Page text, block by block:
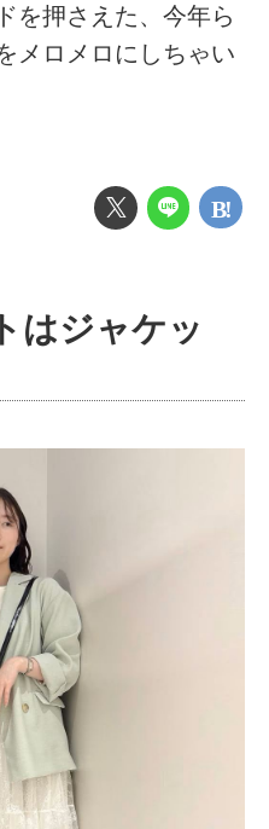
を押さえた、今年ら
メロメロにしちゃい
はジャケッ